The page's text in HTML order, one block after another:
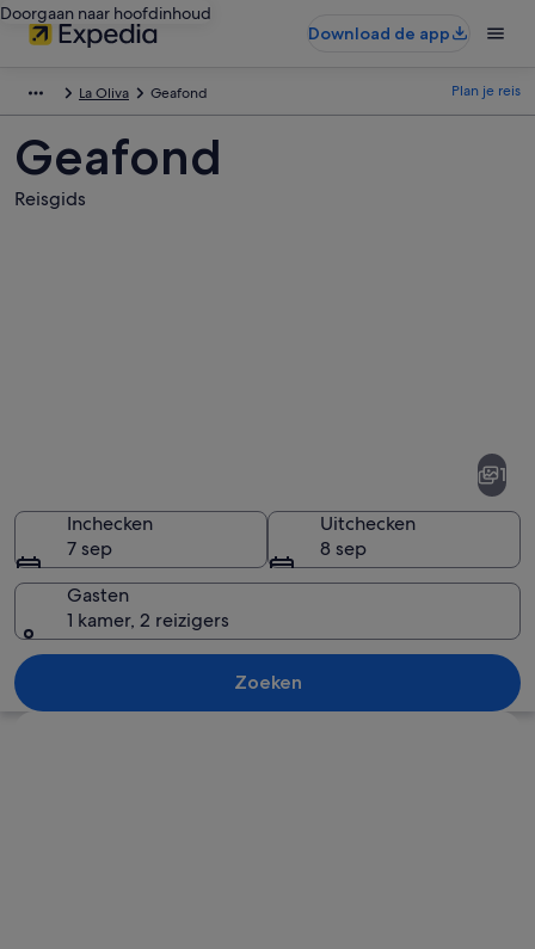
Doorgaan naar hoofdinhoud
Download de app
La Oliva Geafond Plan je reis
Geafond
Reisgids
Woestijnlandschap met een
1
Inchecken
7 sep
Uitchecken
8 sep
Gasten
1 kamer, 2 reizigers
Zoeken